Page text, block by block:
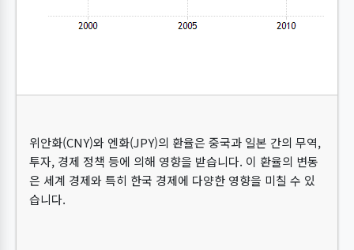
위안화(CNY)와 엔화(JPY)의 환율은 중국과 일본 간의 무역,
투자, 경제 정책 등에 의해 영향을 받습니다. 이 환율의 변동
은 세계 경제와 특히 한국 경제에 다양한 영향을 미칠 수 있
습니다.